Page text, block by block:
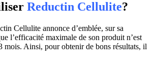
Reductin Cellulite?
Cellulite annonce d’emblée, sur sa
l’efficacité maximale de son produit n’est
mois. Ainsi, pour obtenir de bons résultats, il